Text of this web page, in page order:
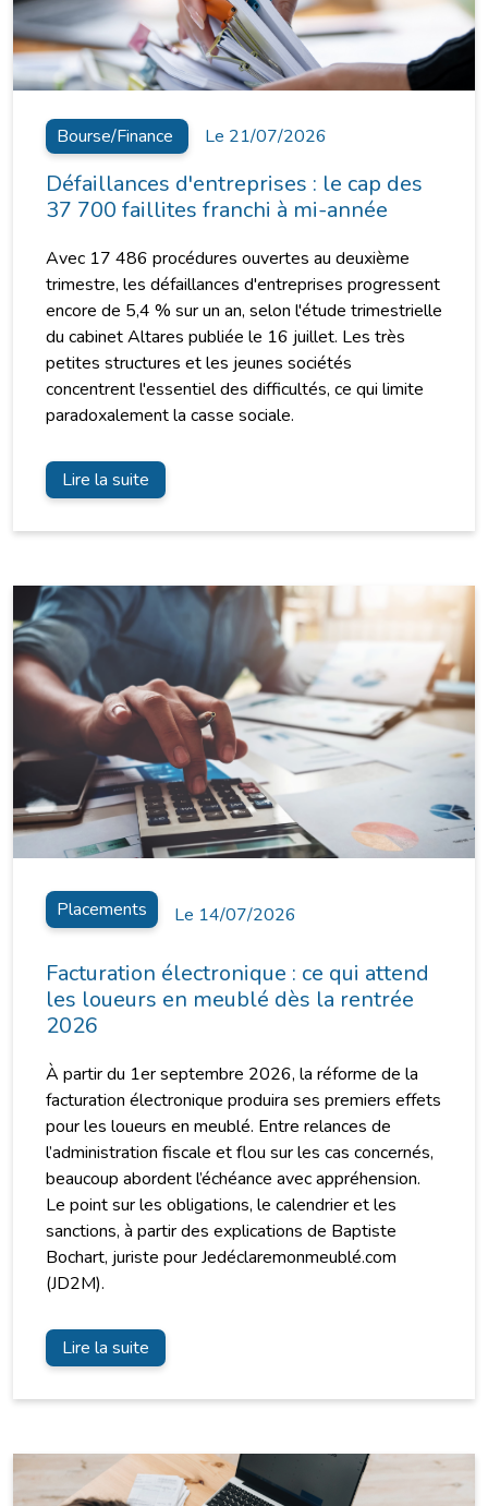
Bourse/Finance Le 21/07/2026
Défaillances d'entreprises : le cap des
37 700 faillites franchi à mi-année
Avec 17 486 procédures ouvertes au deuxième
trimestre, les défaillances d'entreprises progressent
encore de 5,4 % sur un an, selon l'étude trimestrielle
du cabinet Altares publiée le 16 juillet. Les très
petites structures et les jeunes sociétés
concentrent l'essentiel des difficultés, ce qui limite
paradoxalement la casse sociale.
Lire la suite
Placements Le 14/07/2026
Facturation électronique : ce qui attend
les loueurs en meublé dès la rentrée
2026
À partir du 1er septembre 2026, la réforme de la
facturation électronique produira ses premiers effets
pour les loueurs en meublé. Entre relances de
l’administration fiscale et flou sur les cas concernés,
beaucoup abordent l’échéance avec appréhension.
Le point sur les obligations, le calendrier et les
sanctions, à partir des explications de Baptiste
Bochart, juriste pour Jedéclaremonmeublé.com
(JD2M).
Lire la suite